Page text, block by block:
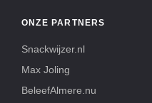
ONZE PARTNERS
Snackwijzer.nl
Max Joling
BeleefAlmere.nu